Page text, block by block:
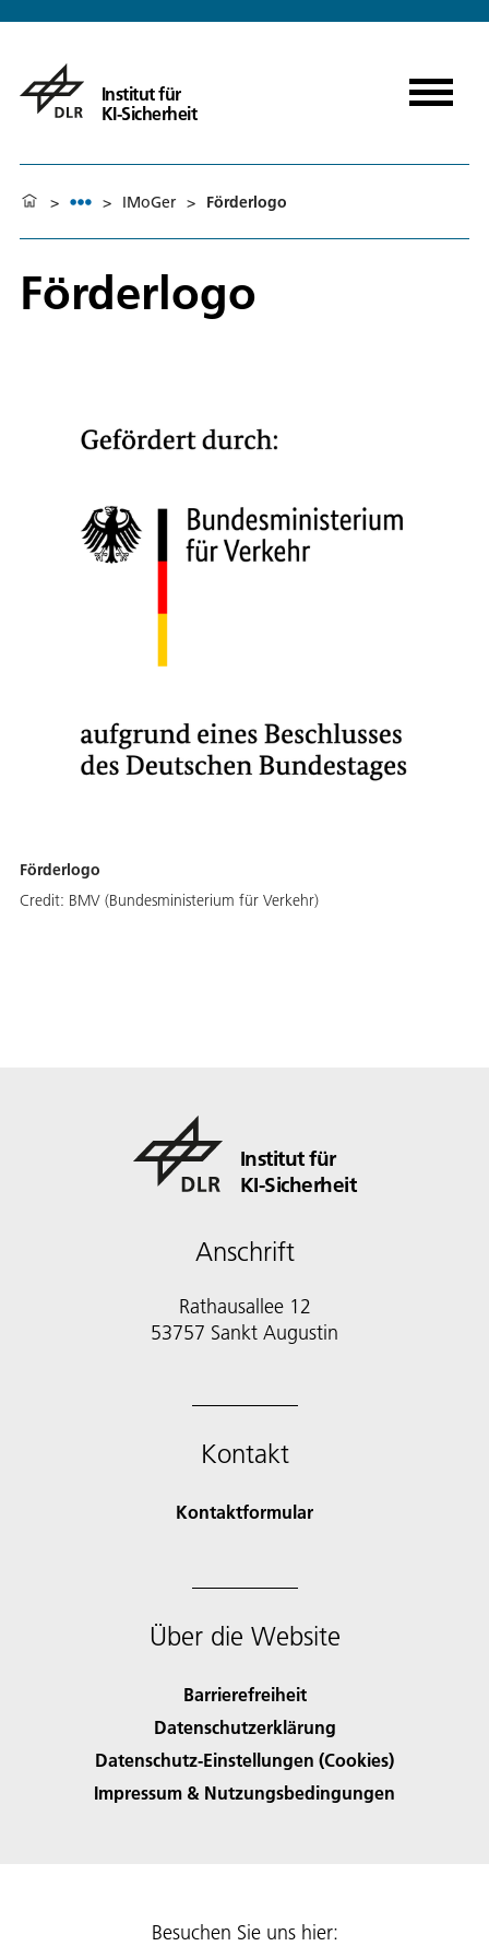
Institut für
KI-Sicherheit
> > IMoGer > Förderlogo
Förderlogo
Förderlogo
Credit: BMV (Bundesministerium für Verkehr)
Institut für
KI-Sicherheit
Anschrift
Rathausallee 12
53757 Sankt Augustin
Kontakt
Kontaktformular
Über die Website
Barrierefreiheit
Datenschutzerklärung
Datenschutz-Einstellungen (Cookies)
Impressum & Nutzungsbedingungen
Besuchen Sie uns hier: